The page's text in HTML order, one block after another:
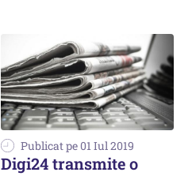
Publicat pe 01 Iul 2019
Digi24 transmite o